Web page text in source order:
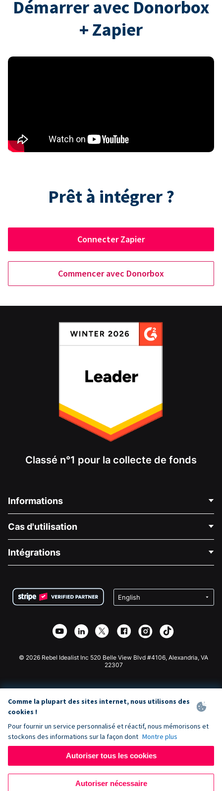
Démarrer avec Donorbox
+ Zapier
Prêt à intégrer ?
Connecter Zapier
Commencer avec Donorbox
Classé n°1 pour la collecte de fonds
Informations
À propos de nous
Carrières
Confidentialité
Partenariat d'affiliation
Bibliothèque
Cas d'utilisation
Collecte de fonds médicale
Collecte de fonds caritative
Intégrations
Plugin de don Wix
Application de don Webflow
Don Joomla
© 2026 Rebel Idealist Inc 520 Belle View Blvd #4106, Alexandria, VA
22307
Comme la plupart des sites internet, nous utilisons des
cookies !
Pour fournir un service personnalisé et réactif, nous mémorisons et
stockons des informations sur la façon dont Montre plus
Autoriser tous les cookies
Autoriser nécessaire